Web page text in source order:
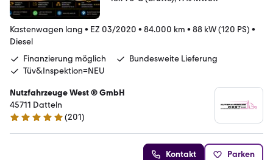
Kastenwagen lang • EZ 03/2020 • 84.000 km • 88 kW (120 PS) •
Diesel
Finanzierung möglich
Bundesweite Lieferung
Tüv&Inspektion=NEU
Nutzfahrzeuge West ® GmbH
45711 Datteln
4.9 Sterne
(201)
Kontakt Parken